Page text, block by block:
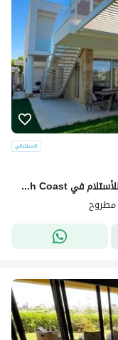
فيلا 640 م ٦٤٠ م للبيع متشطبه بالكامل جاهزه للأستلام في Seashell North Coastسيشيل بالساحل الشمالي سيدي عبدالرحمن سته غرف
مطروح